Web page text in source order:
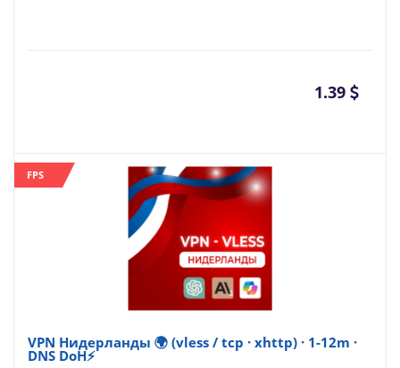
1.39
FPS
VPN Нидерланды 🌍 (vless / tcp · xhttp) · 1-12m ·
DNS DoH⚡